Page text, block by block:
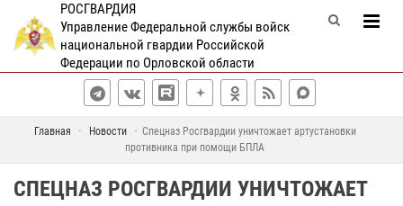
РОСГВАРДИЯ
Управление Федеральной службы войск
национальной гвардии Российской
Федерации по Орловской области
Главная Новости
Спецназ Росгвардии уничтожает артустановки
противника при помощи БПЛА
СПЕЦНАЗ РОСГВАРДИИ УНИЧТОЖАЕТ